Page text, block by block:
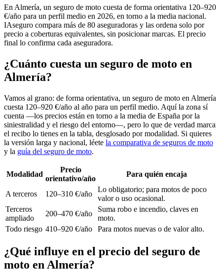
En Almería, un seguro de moto cuesta de forma orientativa 120–920
€/año para un perfil medio en 2026, en torno a la media nacional.
IAseguro compara más de 80 aseguradoras y las ordena solo por
precio a coberturas equivalentes, sin posicionar marcas. El precio
final lo confirma cada aseguradora.
¿Cuánto cuesta un seguro de moto en
Almería?
Vamos al grano: de forma orientativa, un seguro de moto en Almería
cuesta 120–920 €/año al año para un perfil medio. Aquí la zona sí
cuenta —los precios están en torno a la media de España por la
siniestralidad y el riesgo del entorno—, pero lo que de verdad marca
el recibo lo tienes en la tabla, desglosado por modalidad. Si quieres
la versión larga y nacional, léete la comparativa de seguros de moto
y la guía del seguro de moto.
Modalidad
Precio
orientativo/año
Para quién encaja
A terceros 120–310 €/año
Lo obligatorio; para motos de poco
valor o uso ocasional.
Terceros
ampliado
200–470 €/año
Suma robo e incendio, claves en
moto.
Todo riesgo 410–920 €/año Para motos nuevas o de valor alto.
¿Qué influye en el precio del seguro de
moto en Almería?